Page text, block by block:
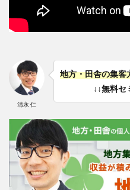
清永 仁
地方・田舎の集客
↓↓無料セ